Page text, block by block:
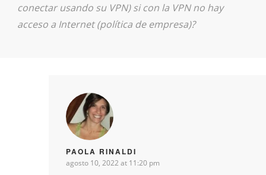
conectar usando su VPN) si con la VPN no hay
acceso a Internet (política de empresa)?
PAOLA RINALDI
agosto 10, 2022 at 11:20 pm